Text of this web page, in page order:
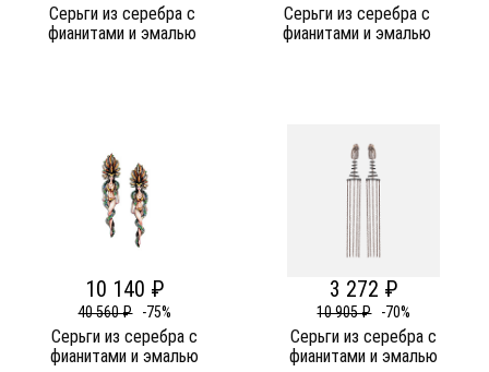
Серьги из серебра c
фианитами и эмалью
Серьги из серебра c
фианитами и эмалью
10 140 ₽
40 560 ₽ -75%
Серьги из серебра c
фианитами и эмалью
3 272 ₽
10 905 ₽ -70%
Серьги из серебра c
фианитами и эмалью